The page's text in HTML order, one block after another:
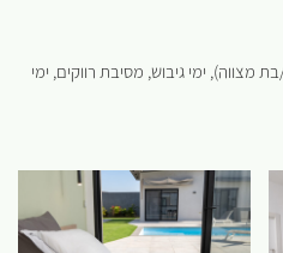
מצווה), ימי גיבוש, מסיבת רווקים, ימי